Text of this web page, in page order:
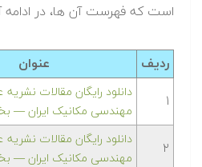
است که فهرست آن ها، در
ردیف عنوان
۱
دانلود رایگان مقالات
مهندسی مکانیک ایران —
۲
دانلود رایگان مقالات
مهندسی مکانیک ایران —